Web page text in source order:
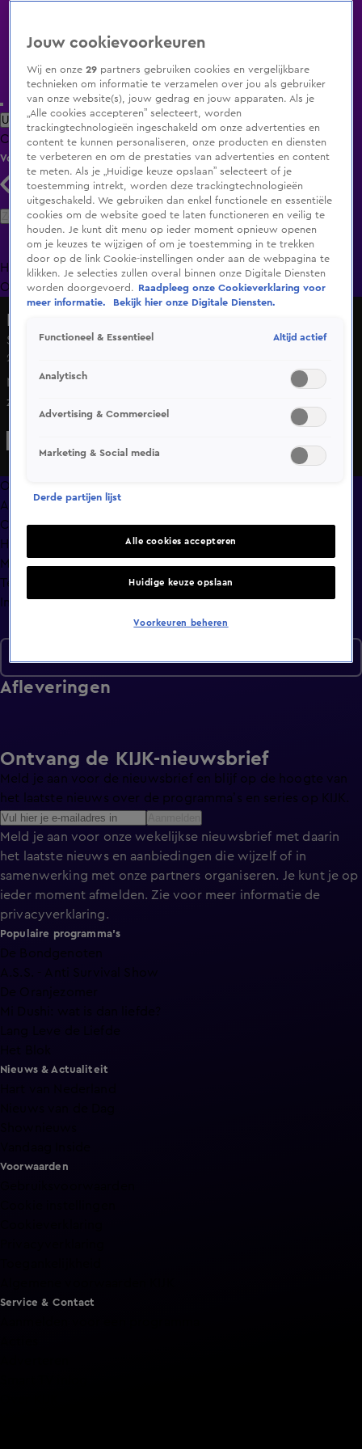
Uitzending Gemist Populaire programma's Zenders Genres
ClipsFilmsRadioSmart TV inlogShop
Volg KIJK
Zoeken
HomeUitzending Gemist Programma's De Bondgenoten
OranjezomerLivestreamsShop
Seizoen 2, aflevering 153
21 mei 2025, 19:32
Nadat de Haaien de tabak van de Slangen stelen, hebben
ze het bij Perla en Desmond voorgoed verpest.
Overzicht
Afleveringen
Clips
Hoe is het nu met?
Macdate met Nick Eshuis
Terugblik
Info
Afleveringen
Ontvang de KIJK-nieuwsbrief
Meld je aan voor de nieuwsbrief en blijf op de hoogte van
het laatste nieuws over de programma’s en series op KIJK.
Meld je aan voor onze wekelijkse nieuwsbrief met daarin
het laatste nieuws en aanbiedingen die wijzelf of in
samenwerking met onze partners organiseren. Je kunt je op
ieder moment afmelden. Zie voor meer informatie de
privacyverklaring.
Populaire programma's
De Bondgenoten
A.S.S. - Anti Survival Show
De Oranjezomer
Mi Dushi: wat is dan liefde?
Nieuws & Actualiteit
Voorwaarden
Service & Contact
Jouw cookievoorkeuren
Wij en onze29 partners gebruiken cookies en vergelijkbare
technieken om informatie te verzamelen over jou als gebruiker
van onze website(s), jouw gedrag en jouw apparaten. Als je
„Alle cookies accepteren” selecteert, worden
trackingtechnologieën ingeschakeld om onze advertenties en
content te kunnen personaliseren, onze producten en diensten
te verbeteren en om de prestaties van advertenties en content
te meten. Als je „Huidige keuze opslaan” selecteert of je
toestemming intrekt, worden deze trackingtechnologieën
uitgeschakeld. We gebruiken dan enkel functionele en essentiële
cookies om de website goed te laten functioneren en veilig te
houden. Je kunt dit menu op ieder moment opnieuw openen
om je keuzes te wijzigen of om je toestemming in te trekken
door op de link Cookie-instellingen onder aan de webpagina te
klikken. Je selecties zullen overal binnen onze Digitale Diensten
worden doorgevoerd.
Raadpleeg onze Cookieverklaring voor
meer informatie.
Bekijk hier onze Digitale Diensten.
Functioneel & Essentieel Altijd actief
Analytisch
Advertising & Commercieel
Marketing & Social media
Derde partijen lijst
Alle cookies accepteren
Huidige keuze opslaan
Voorkeuren beheren